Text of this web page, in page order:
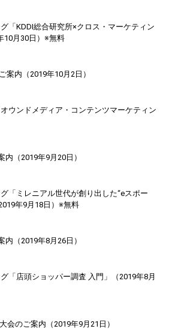
「KDDI総合研究所×クロス・マーケティン
10月30日）※無料
案内（2019年10月2日）
ウンドメディア・コンテンツマーケティン
（2019年9月20日）
「ミレニアル世代が創り出した“eスポー
年9月18日）※無料
（2019年8月26日）
「店頭ショッパー調査 入門」（2019年8月
会のご案内（2019年9月21日）